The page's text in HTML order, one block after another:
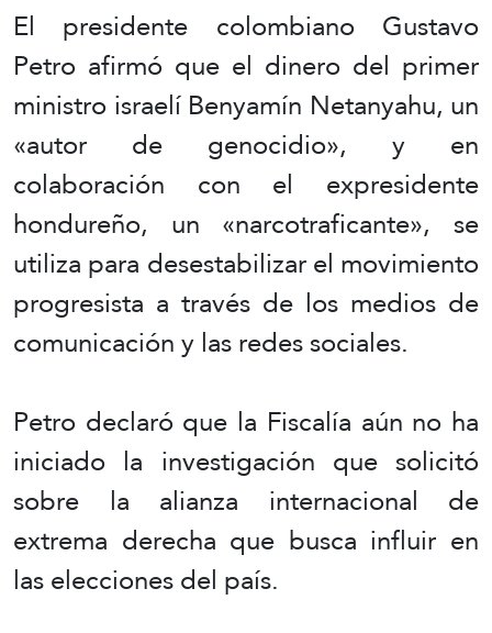
El presidente colombiano Gustavo
Petro afirmó que el dinero del primer
ministro israelí Benyamín Netanyahu, un
«autor de genocidio», y en
colaboración con el expresidente
hondureño, un «narcotraficante», se
utiliza para desestabilizar el movimiento
progresista a través de los medios de
comunicación y las redes sociales.
Petro declaró que la Fiscalía aún no ha
iniciado la investigación que solicitó
sobre la alianza internacional de
extrema derecha que busca influir en
las elecciones del país.